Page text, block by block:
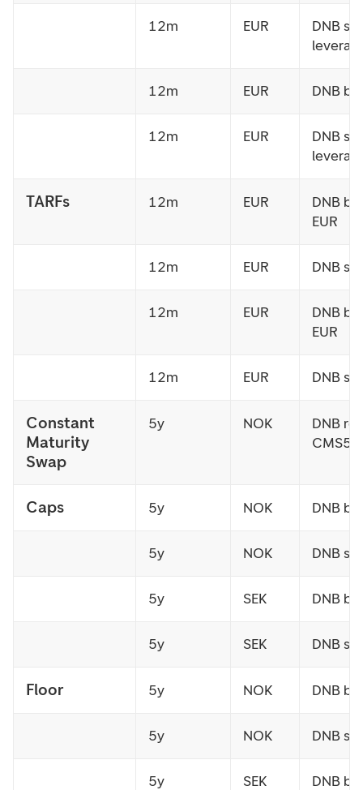
12m EUR
DNB
12m EUR DNB
12m EUR
DNB
TARFs 12m EUR
DNB
EUR
12m EUR DNB
12m EUR
DNB
EUR
12m EUR DNB
Constant
Maturity
Swap
5y NOK
DNB
CMS5
Caps 5y NOK DNB
5y NOK DNB
5y SEK DNB
5y SEK DNB
Floor 5y NOK DNB
5y NOK DNB
5y SEK DNB